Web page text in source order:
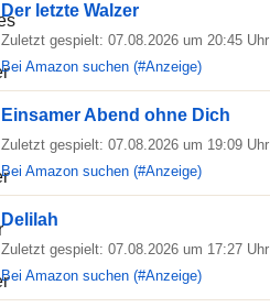
Der letzte Walzer
Zuletzt gespielt: 07.08.2026 um 20:45 Uhr
Bei Amazon suchen (#Anzeige)
Einsamer Abend ohne Dich
Zuletzt gespielt: 07.08.2026 um 19:09 Uhr
Bei Amazon suchen (#Anzeige)
Delilah
Zuletzt gespielt: 07.08.2026 um 17:27 Uhr
Bei Amazon suchen (#Anzeige)